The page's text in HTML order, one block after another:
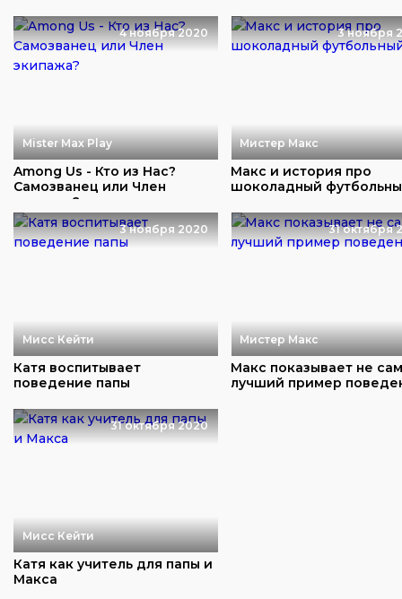
4 ноября 2020
Mister Max Play
Among Us - Кто из Нас?
Самозванец или Член
экипажа?
3 ноября
Мистер Макс
Макс и история про
шоколадный
3 ноября 2020
Мисс Кейти
Катя воспитывает
поведение папы
31 октября
Мистер Макс
Макс показывает не
лучший пример
31 октября 2020
Мисс Кейти
Катя как учитель для папы и
Макса